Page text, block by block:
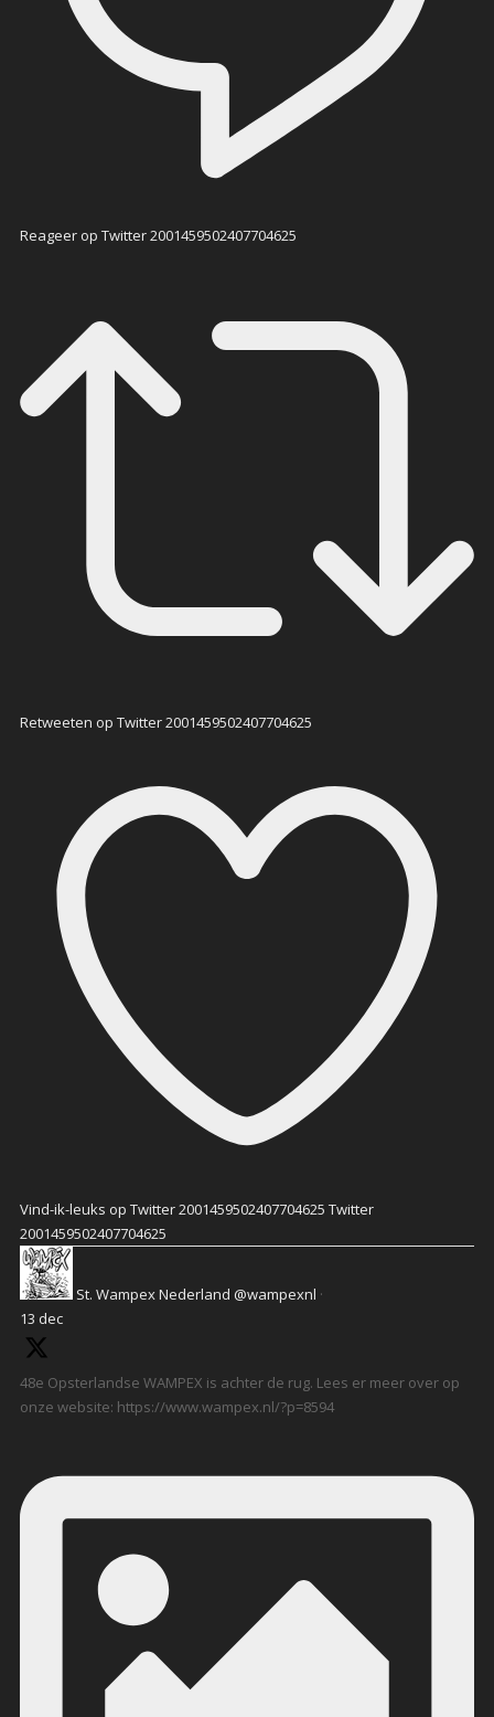
Reageer op Twitter 2001459502407704625
Retweeten op Twitter 2001459502407704625
Vind-ik-leuks op Twitter 2001459502407704625 Twitter
2001459502407704625
St. Wampex Nederland @wampexnl ·
13 dec
48e Opsterlandse WAMPEX is achter de rug. Lees er meer over op
onze website: https://www.wampex.nl/?p=8594